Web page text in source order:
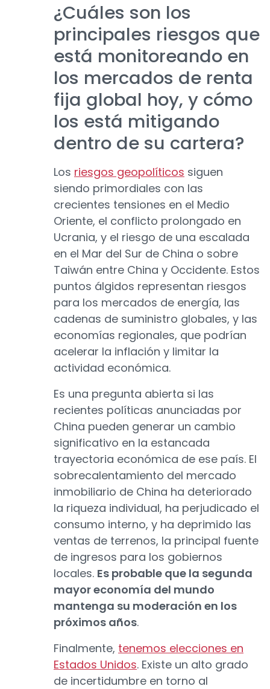
¿Cuáles son los
principales riesgos que
está monitoreando en
los mercados de renta
fija global hoy, y cómo
los está mitigando
dentro de su cartera?
Los riesgos geopolíticos siguen
siendo primordiales con las
crecientes tensiones en el Medio
Oriente, el conflicto prolongado en
Ucrania, y el riesgo de una escalada
en el Mar del Sur de China o sobre
Taiwán entre China y Occidente. Estos
puntos álgidos representan riesgos
para los mercados de energía, las
cadenas de suministro globales, y las
economías regionales, que podrían
acelerar la inflación y limitar la
actividad económica.
Es una pregunta abierta si las
recientes políticas anunciadas por
China pueden generar un cambio
significativo en la estancada
trayectoria económica de ese país. El
sobrecalentamiento del mercado
inmobiliario de China ha deteriorado
la riqueza individual, ha perjudicado el
consumo interno, y ha deprimido las
ventas de terrenos, la principal fuente
de ingresos para los gobiernos
locales. Es probable que la segunda
mayor economía del mundo
mantenga su moderación en los
próximos años.
Finalmente, tenemos elecciones en
Estados Unidos. Existe un alto grado
de incertidumbre en torno al